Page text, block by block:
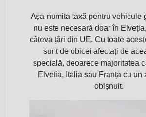
Așa-numita taxă pentru vehicule
nu este necesară doar în
câteva țări din UE. Cu toate
sunt de obicei afectați de
specială, deoarece majoritatea
Elveția, Italia sau Franța cu un
obișnuit.